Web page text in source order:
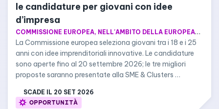
le candidature per giovani con idee
d’impresa
COMMISSIONE EUROPEA, NELL'AMBITO DELLA EUROPEAN SME WEEK
La Commissione europea seleziona giovani tra i 18 e i 25
anni con idee imprenditoriali innovative. Le candidature
sono aperte fino al 20 settembre 2026; le tre migliori
proposte saranno presentate alla SME & Clusters
SCADE IL 20 SET 2026
OPPORTUNITÀ